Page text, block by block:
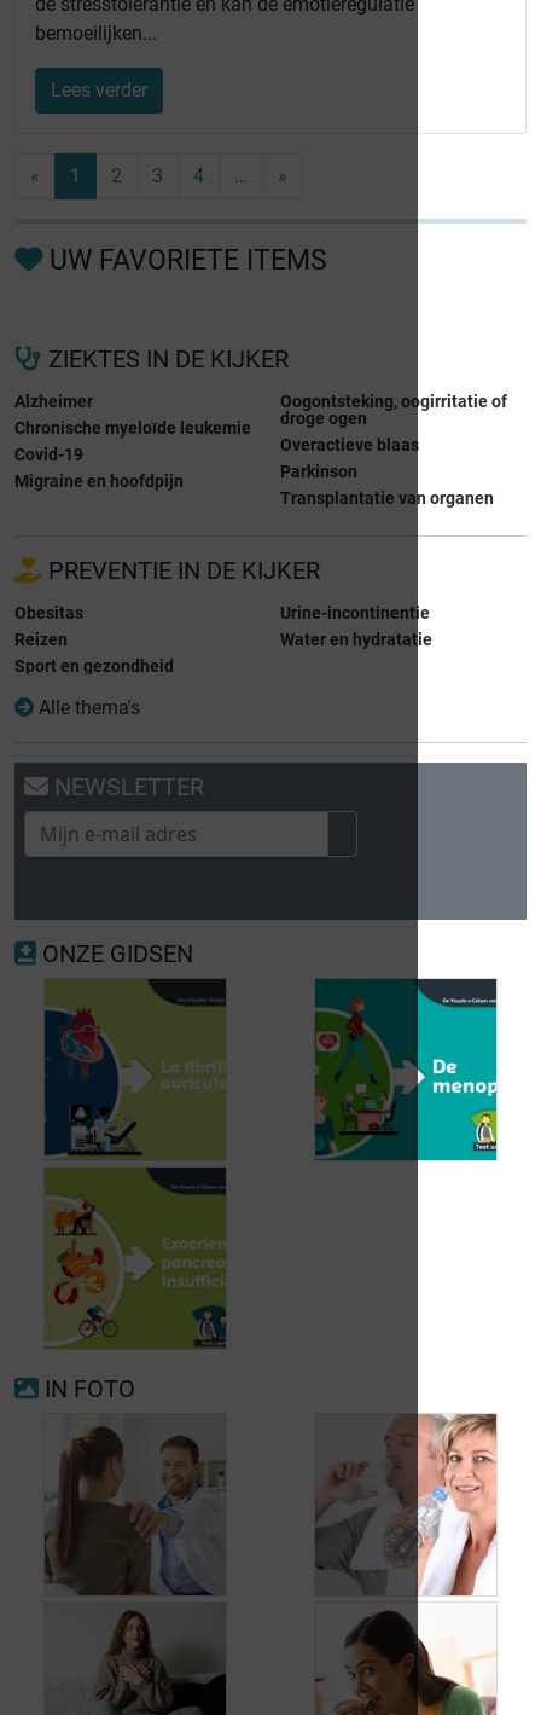
bemoeilijken...
Lees verder
« 1 2 3 4 … »
UW FAVORIETE ITEMS
ZIEKTES IN DE KIJKER
Alzheimer
Chronische myeloïde leukemie
Covid-19
Migraine en hoofdpijn
Oogontsteking, oogirritatie of
droge ogen
Overactieve blaas
Parkinson
Transplantatie van organen
PREVENTIE IN DE KIJKER
Obesitas
Reizen
Sport en gezondheid
Urine-incontinentie
Water en hydratatie
Alle thema's
NEWSLETTER
ONZE GIDSEN
Voorkamerfibrillatie
Exocriene pancreas-
insufficiëntie
IN FOTO
Wanneer opnieuw
uw arts raadplegen